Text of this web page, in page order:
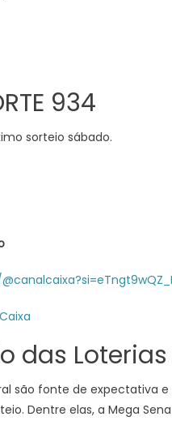
934
sorteio sábado.
das
são fonte de expectativa
Dentre elas, a Mega